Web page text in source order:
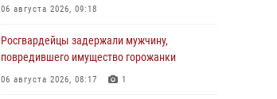
06 августа 2026, 09:18
Росгвардейцы задержали мужчину,
повредившего имущество горожанки
06 августа 2026, 08:17 1